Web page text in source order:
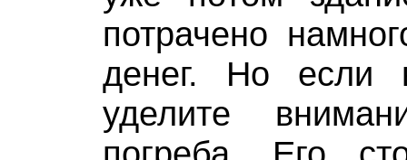
потрачено
денег. Но если
уделите